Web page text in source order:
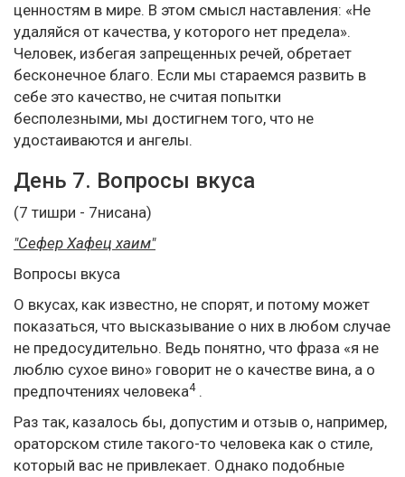
ценностям в мире. В этом смысл наставления: «Не
удаляйся от качества, у которого нет предела».
Человек, избегая запрещенных речей, обретает
бесконечное благо. Если мы стараемся развить в
себе это качество, не считая попытки
бесполезными, мы достигнем того, что не
удостаиваются и ангелы.
День 7. Вопросы вкуса
(7 тишри - 7нисана)
"Сефер Хафец хаим"
Вопросы вкуса
О вкусах, как известно, не спорят, и потому может
показаться, что высказывание о них в любом случае
не предосудительно. Ведь понятно, что фраза «я не
люблю сухое вино» говорит не о качестве вина, а о
предпочтениях человека4.
Раз так, казалось бы, допустим и отзыв о, например,
ораторском стиле такого-то человека как о стиле,
который вас не привлекает. Однако подобные